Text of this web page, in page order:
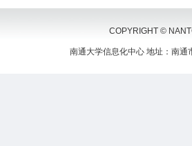
COPYRIGHT ©
南通大学信息化中心 地址：南